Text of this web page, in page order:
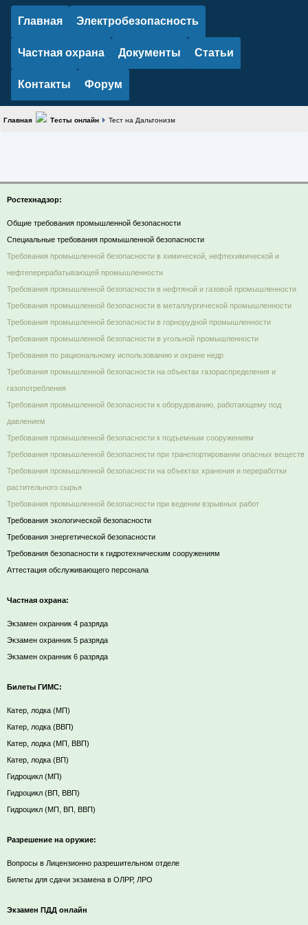
Главная Электробезопасность
Частная охрана Документы Статьи
Контакты Форум
Главная Тесты онлайн Тест на Дальтонизм
Ростехнадзор:
Общие требования промышленной безопасности
Специальные требования промышленной безопасности
Требования промышленной безопасности в химической, нефтехимической и
нефтеперерабатывающей промышленности
Требования промышленной безопасности в нефтяной и газовой промышленности
Требования промышленной безопасности в металлургической промышленности
Требования промышленной безопасности в горнорудной промышленности
Требования промышленной безопасности в угольной промышленности
Требования по рациональному использованию и охране недр
Требования промышленной безопасности на объектах газораспределения и
газопотребления
Требования промышленной безопасности к оборудованию, работающему под
давлением
Требования промышленной безопасности к подъемным сооружениям
Требования промышленной безопасности при транспортировании опасных веществ
Требования промышленной безопасности на объектах хранения и переработки
растительного сырья
Требования промышленной безопасности при ведении взрывных работ
Требования экологической безопасности
Требования энергетической безопасности
Требования безопасности к гидротехническим сооружениям
Аттестация обслуживающего персонала
Частная охрана:
Экзамен охранник 4 разряда
Экзамен охранник 5 разряда
Экзамен охранник 6 разряда
Билеты ГИМС:
Катер, лодка (МП)
Катер, лодка (ВВП)
Катер, лодка (МП, ВВП)
Катер, лодка (ВП)
Гидроцикл (МП)
Гидроцикл (ВП, ВВП)
Гидроцикл (МП, ВП, ВВП)
Разрешение на оружие:
Вопросы в Лицензионно разрешительном отделе
Билеты для сдачи экзамена в ОЛРР, ЛРО
Экзамен ПДД онлайн